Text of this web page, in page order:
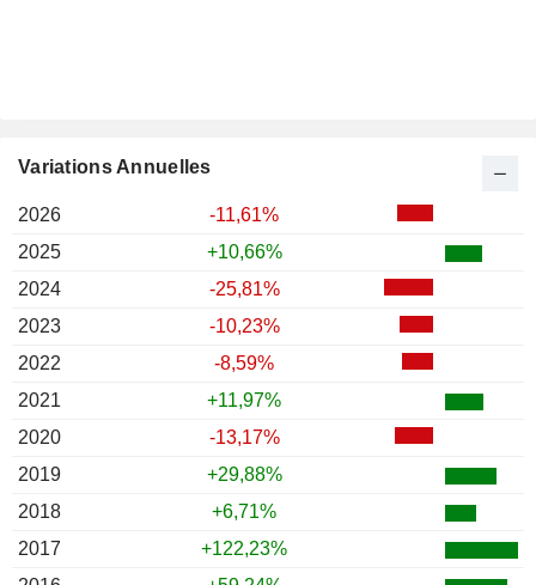
Variations Annuelles
2026
-11,61%
2025
+10,66%
2024
-25,81%
2023
-10,23%
2022
-8,59%
2021
+11,97%
2020
-13,17%
2019
+29,88%
2018
+6,71%
2017
+122,23%